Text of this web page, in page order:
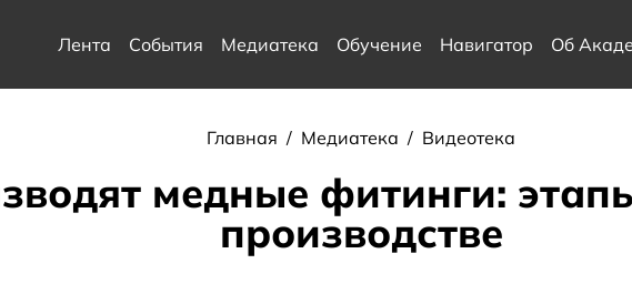
Лента События Медиатека Обучение Навигатор Об
Главная / Медиатека / Видеотека
медные фитинги:
производстве